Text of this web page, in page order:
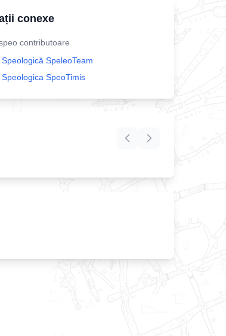
conexe
contributoare
SpeleoTeam
SpeoTimis